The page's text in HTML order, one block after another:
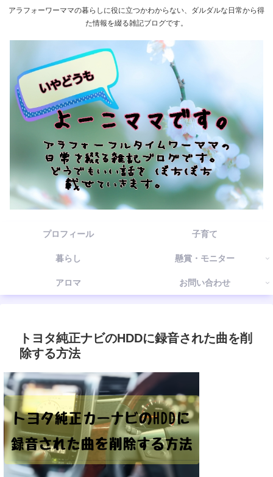
アラフォーワーママの暮らしに役に立つかわからない、ダルダルな日常から得
た情報を綴る雑記ブログです。
プロフィール 子育て
暮らし 懸賞・モニター
アロマ お問い合わせ
トヨタ純正ナビのHDDに録音された曲を削
除する方法